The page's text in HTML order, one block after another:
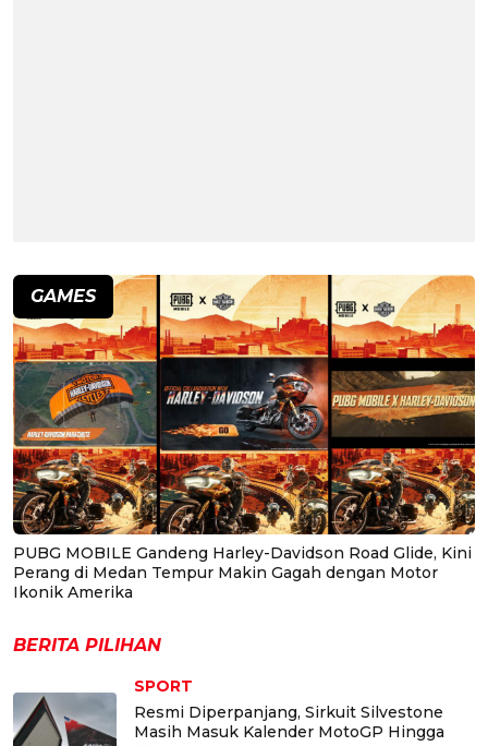
GAMES
PUBG MOBILE Gandeng Harley-Davidson Road Glide, Kini
Perang di Medan Tempur Makin Gagah dengan Motor
Ikonik Amerika
BERITA PILIHAN
SPORT
Resmi Diperpanjang, Sirkuit Silvestone
Masih Masuk Kalender MotoGP Hingga